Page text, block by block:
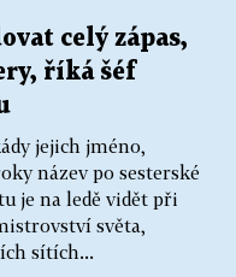
celý zápas,
říká šéf
jejich jméno,
název po sesterské
je na ledě vidět při
světa,
sítích...